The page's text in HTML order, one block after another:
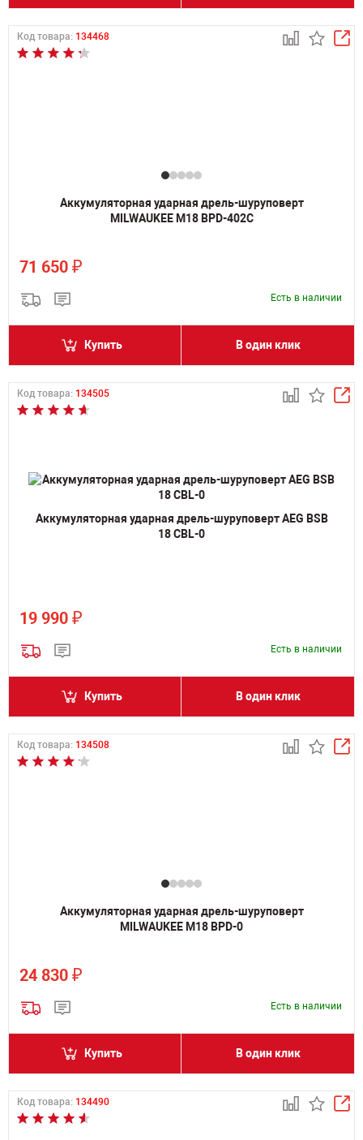
Код товара: 134468
Аккумуляторная ударная дрель-шуруповерт
MILWAUKEE M18 BPD-402C
71 650 ₽
Есть в наличии
Купить В один клик
Код товара: 134505
Аккумуляторная ударная дрель-шуруповерт AEG BSB
18 CBL-0
19 990 ₽
Есть в наличии
Купить В один клик
Код товара: 134508
Аккумуляторная ударная дрель-шуруповерт
MILWAUKEE M18 BPD-0
24 830 ₽
Есть в наличии
Купить В один клик
Код товара: 134490